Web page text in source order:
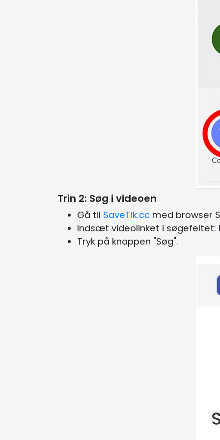
Trin 2: Søg i videoen
Gå til SaveTik.cc med browser
Indsæt videolinket i søgefeltet:
Tryk på knappen "Søg".